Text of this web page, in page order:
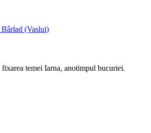
(Vaslui)
temei Iarna, anotimpul bucuriei.